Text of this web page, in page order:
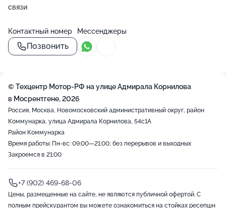
связи
Контактный номер
Позвонить
Мессенджеры
© Техцентр Мотор-РФ на улице Адмирала Корнилова
в Мосрентгене, 2026
Россия, Москва, Новомосковский административный округ, район
Коммунарка, улица Адмирала Корнилова, 54с1А
Район Коммунарка
Время работы: Пн-вс: 09:00—21:00; без перерывов и выходных
Закроемся в 21:00
+7 (902) 469-68-06
Цены, размещенные на сайте, не являются публичной офертой. С
полным прейскурантом вы можете ознакомиться на стойках ресепшн